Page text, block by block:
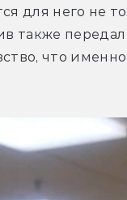
для него не
также
что